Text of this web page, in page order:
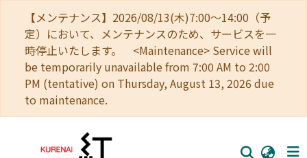
【メンテナンス】2026/08/13(木)7:00～14:00（予
定）において、メンテナンスのため、サービスを一
時停止いたします。 <Maintenance> Service will
be temporarily unavailable from 7:00 AM to 2:00
PM (tentative) on Thursday, August 13, 2026 due
to maintenance.